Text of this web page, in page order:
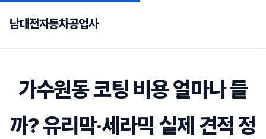
남대전자동차공업사
가수원동 코팅 비용 얼마나 들
까? 유리막·세라믹 실제 견적 정